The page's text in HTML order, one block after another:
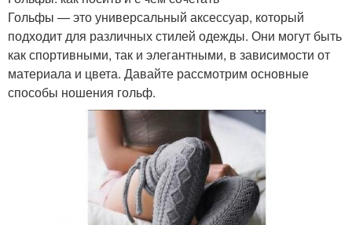
Гольфы — это универсальный аксессуар, который
подходит для различных стилей одежды. Они могут быть
как спортивными, так и элегантными, в зависимости от
материала и цвета. Давайте рассмотрим основные
способы ношения гольф.